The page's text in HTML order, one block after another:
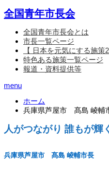
全国青年市長会
全国青年市長会とは
市長一覧ページ
【 日本を元気にする施策
特色ある施策一覧ページ
報道・資料提供等
menu
ホーム
兵庫県芦屋市 髙島 崚輔
人がつながり 誰もが輝
兵庫県芦屋市 髙島 崚輔市長